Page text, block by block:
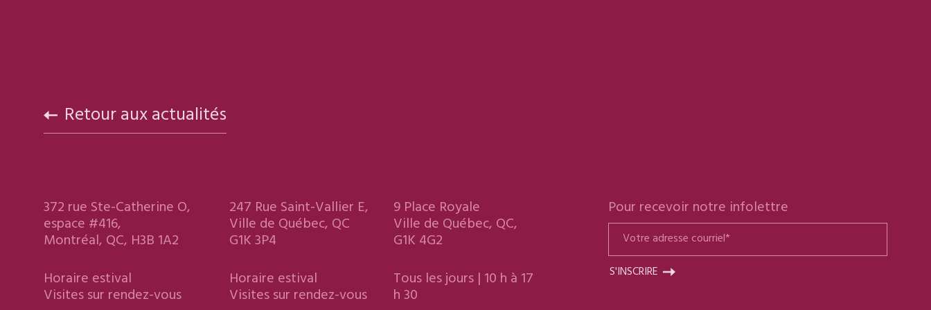
Retour aux actualités
372 rue Ste-Catherine O,
espace #416,
Montréal, QC, H3B 1A2
247 Rue Saint-Vallier E,
Ville de Québec, QC
G1K 3P4
9 Place Royale
Ville de Québec, QC,
G1K 4G2
Horaire estival
Visites sur rendez-vous
Horaire estival
Visites sur rendez-vous
Tous les jours | 10 h à 17
h 30
Pour recevoir notre infolettre
S'INSCRIRE